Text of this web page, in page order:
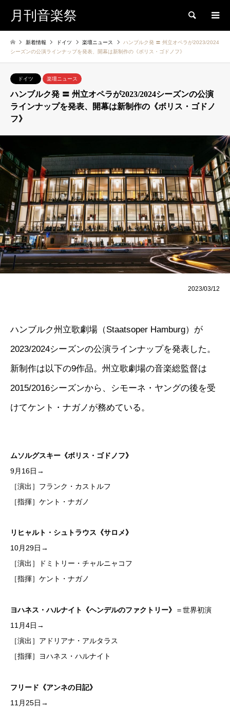
月刊音楽祭 検索
新着情報 ドイツ 楽壇ニュース
ハンブルク発 〓 州立オペラが2023/2024
シーズンの公演ラインナップを発表、開幕は新制作の《ボリス・ゴドノフ》
ドイツ 楽壇ニュース
ハンブルク発 〓 州立オペラが2023/2024シーズンの公演
ラインナップを発表、開幕は新制作の《ボリス・ゴドノ
フ》
2023/03/12
ハンブルク州立歌劇場（Staatsoper Hamburg）が
2023/2024シーズンの公演ラインナップを発表した。
新制作は以下の9作品。州立歌劇場の音楽総監督は
2015/2016シーズンから、シモーネ・ヤングの後を受
けてケント・ナガノが務めている。
ムソルグスキー《ボリス・ゴドノフ》
9月16日→
［演出］フランク・カストルフ
［指揮］ケント・ナガノ
リヒャルト・シュトラウス《サロメ》
10月29日→
［演出］ドミトリー・チャルニャコフ
［指揮］ケント・ナガノ
ヨハネス・ハルナイト《ヘンデルのファクトリー》
＝世界初演
11月4日→
［演出］アドリアナ・アルタラス
［指揮］ヨハネス・ハルナイト
フリード《アンネの日記》
11月25日→